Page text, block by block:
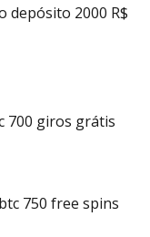
2000 R$
700 giros grátis
750 free spins